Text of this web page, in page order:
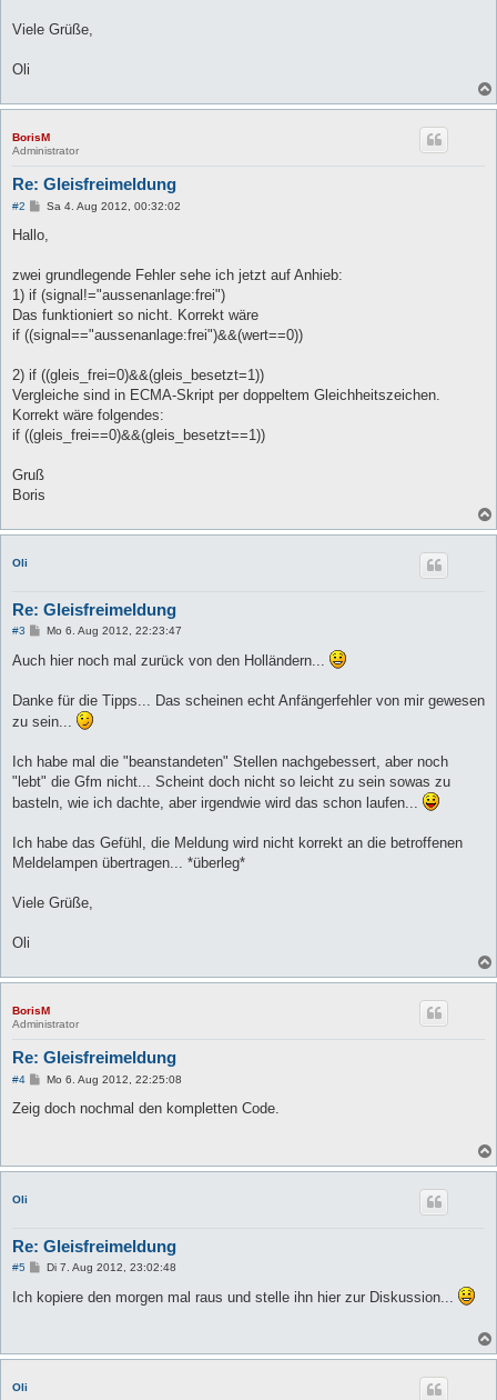
Viele Grüße,
Oli
BorisM
Administrator
Re: Gleisfreimeldung
#2
B
i
a
g
Sa 4. Aug 2012, 00:32:02
Hallo,
zwei grundlegende Fehler sehe ich jetzt auf Anhieb:
1) if (signal!="aussenanlage:frei")
Das funktioniert so nicht. Korrekt wäre
if ((signal=="aussenanlage:frei")&&(wert==0))
2) if ((gleis_frei=0)&&(gleis_besetzt=1))
Vergleiche sind in ECMA-Skript per doppeltem Gleichheitszeichen.
Korrekt wäre folgendes:
if ((gleis_frei==0)&&(gleis_besetzt==1))
Gruß
Boris
Oli
Re: Gleisfreimeldung
#3
B
i
t
a
g
Mo 6. Aug 2012, 22:23:47
Auch hier noch mal zurück von den Holländern...
Danke für die Tipps... Das scheinen echt Anfängerfehler von mir gewesen
zu sein...
Ich habe mal die "beanstandeten" Stellen nachgebessert, aber noch
"lebt" die Gfm nicht... Scheint doch nicht so leicht zu sein sowas zu
basteln, wie ich dachte, aber irgendwie wird das schon laufen...
Ich habe das Gefühl, die Meldung wird nicht korrekt an die betroffenen
Meldelampen übertragen... *überleg*
Viele Grüße,
Oli
BorisM
Administrator
Re: Gleisfreimeldung
#4
BMo 6. Aug 2012, 22:25:08
Zeig doch nochmal den kompletten Code.
Oli
Re: Gleisfreimeldung
#5
B
i
t
Di 7. Aug 2012, 23:02:48
Ich kopiere den morgen mal raus und stelle ihn hier zur Diskussion...
Oli